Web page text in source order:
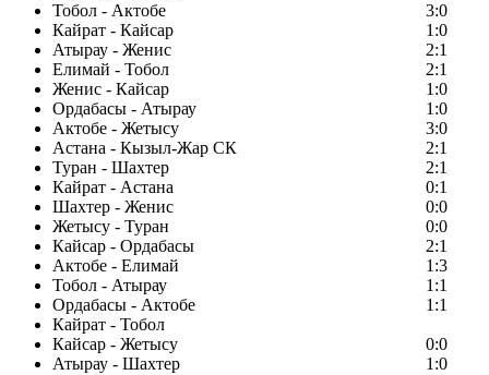
Тобол - Актобе
3:0
Кайрат - Кайсар
1:0
Атырау - Женис
2:1
Елимай - Тобол
2:1
Женис - Кайсар
1:0
Ордабасы - Атырау
1:0
Актобе - Жетысу
3:0
Астана - Кызыл-Жар СК
2:1
Туран - Шахтер
2:1
Кайрат - Астана
0:1
Шахтер - Женис
0:0
Жетысу - Туран
0:0
Кайсар - Ордабасы
2:1
Актобе - Елимай
1:3
Тобол - Атырау
1:1
Ордабасы - Актобе
1:1
Кайрат - Тобол
Кайсар - Жетысу
0:0
Атырау - Шахтер
1:0